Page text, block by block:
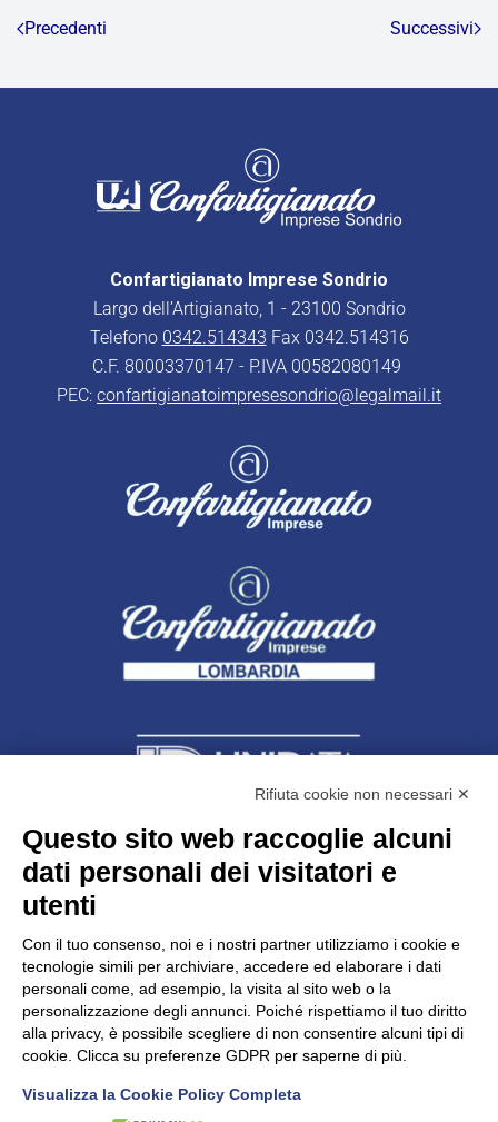
Precedenti Successivi
Confartigianato Imprese Sondrio
Largo dell’Artigianato, 1 - 23100 Sondrio
Telefono 0342.514343 Fax 0342.514316
C.F. 80003370147 - P.IVA 00582080149
PEC: confartigianatoimpresesondrio@legalmail.it
Unidata s.r.lcon unico socio
Largo dell’Artigianato, 1 - 23100 Sondrio
C.F. 00481790145 - N.REA SO-36426
PEC: unidata.sondrio@legalmail.it
Cap. soc. euro 100.000,00 i.v.
Rifiuta cookie non necessari ✕
Questo sito web raccoglie alcuni
dati personali dei visitatori e
utenti
Con il tuo consenso, noi e i nostri partner utilizziamo i cookie e
tecnologie simili per archiviare, accedere ed elaborare i dati
personali come, ad esempio, la visita al sito web o la
personalizzazione degli annunci. Poiché rispettiamo il tuo diritto
alla privacy, è possibile scegliere di non consentire alcuni tipi di
cookie. Clicca su preferenze GDPR per saperne di più.
Visualizza la Cookie Policy Completa